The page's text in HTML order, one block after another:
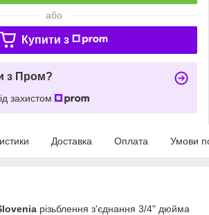
або
Купити з
з Пром?
захистом
Доставка Оплата Умови
різьблення з'єднання 3/4" дюйма